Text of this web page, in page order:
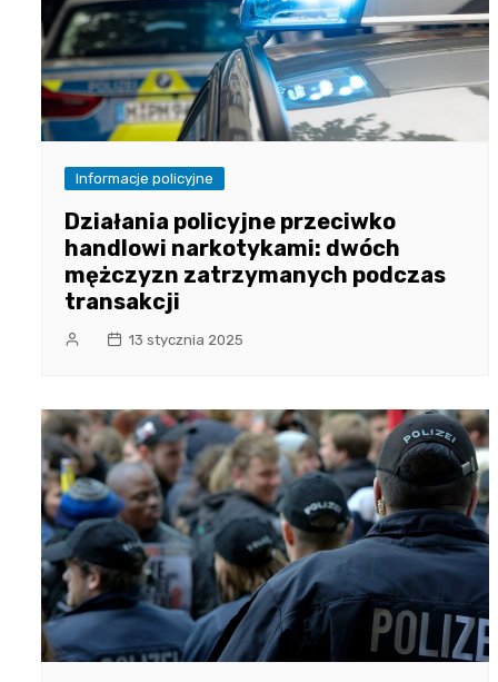
Informacje policyjne
Działania policyjne przeciwko
handlowi narkotykami: dwóch
mężczyzn zatrzymanych podczas
transakcji
13 stycznia 2025